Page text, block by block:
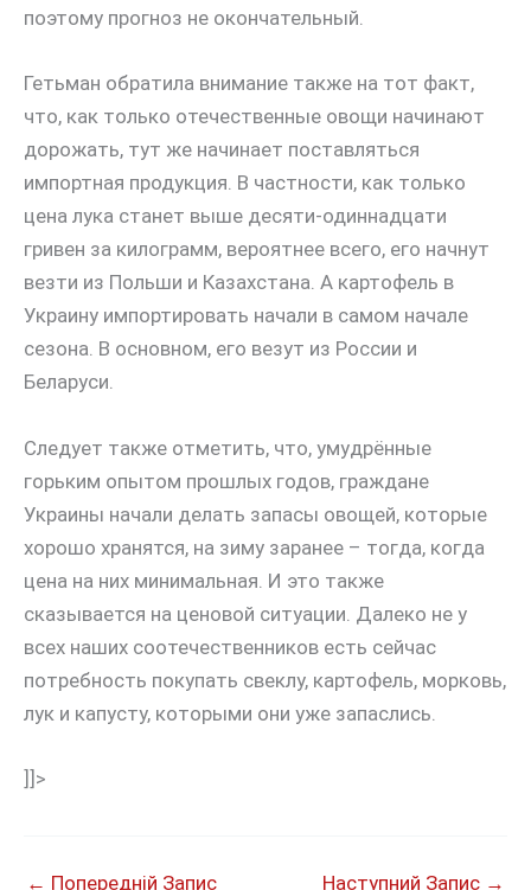
поэтому прогноз не окончательный.
Гетьман обратила внимание также на тот факт,
что, как только отечественные овощи начинают
дорожать, тут же начинает поставляться
импортная продукция. В частности, как только
цена лука станет выше десяти-одиннадцати
гривен за килограмм, вероятнее всего, его начнут
везти из Польши и Казахстана. А картофель в
Украину импортировать начали в самом начале
сезона. В основном, его везут из России и
Беларуси.
Следует также отметить, что, умудрённые
горьким опытом прошлых годов, граждане
Украины начали делать запасы овощей, которые
хорошо хранятся, на зиму заранее – тогда, когда
цена на них минимальная. И это также
сказывается на ценовой ситуации. Далеко не у
всех наших соотечественников есть сейчас
потребность покупать свеклу, картофель, морковь,
лук и капусту, которыми они уже запаслись.
]]>
← Попередній Запис Наступний Запис →